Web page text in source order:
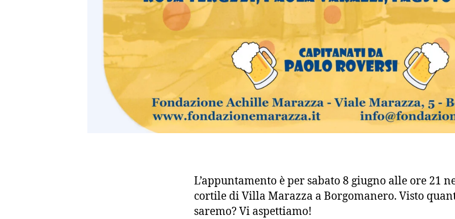
L’appuntamento è per sabato 8 giugno alle ore 21
cortile di Villa Marazza a Borgomanero. Visto
saremo? Vi aspettiamo!